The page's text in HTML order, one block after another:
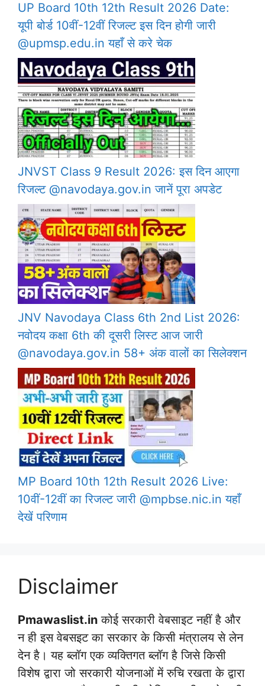
UP Board 10th 12th Result 2026 Date:
यूपी बोर्ड 10वीं-12वीं रिजल्ट इस दिन होगी जारी
@upmsp.edu.in यहाँ से करे चेक
JNVST Class 9 Result 2026: इस दिन आएगा
रिजल्ट @navodaya.gov.in जानें पूरा अपडेट
JNV Navodaya Class 6th 2nd List 2026:
नवोदय कक्षा 6th की दूसरी लिस्ट आज जारी
@navodaya.gov.in 58+ अंक वालों का सिलेक्शन
MP Board 10th 12th Result 2026 Live:
10वीं-12वीं का रिजल्ट जारी @mpbse.nic.in यहाँ
देखें परिणाम
Disclaimer
Pmawaslist.in कोई सरकारी वेबसाइट नहीं है और
न ही इस वेबसइट का सरकार के किसी मंत्रालय से लेन
देन है। यह ब्लॉग एक व्यक्तिगत ब्लॉग है जिसे किसी
विशेष द्वारा जो सरकारी योजनाओं में रुचि रखता के द्वारा